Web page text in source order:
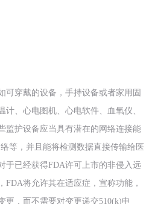
可穿戴的设备，手持设备或者家用固
计、心电图机、心电软件、血氧仪、
监护设备应当具有潜在的网络连接能
等，并且能将检测数据直接传输给医
于已经获得FDA许可上市的非侵入远
FDA将允许其在适应症，宣称功能，
更，而不需要对变更递交510(k)申